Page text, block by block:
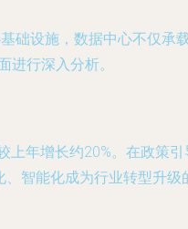
础设施，数据中心不仅承
行深入分析。
年增长约20%。在政策
智能化成为行业转型升